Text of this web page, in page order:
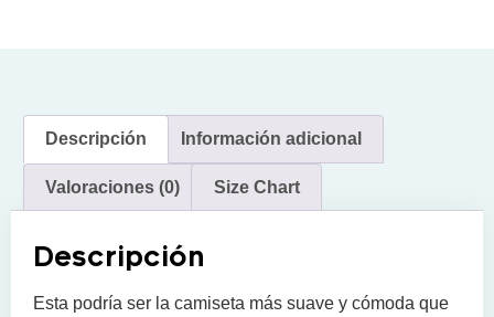
Descripción Información adicional
Valoraciones (0) Size Chart
Descripción
Esta podría ser la camiseta más suave y cómoda que